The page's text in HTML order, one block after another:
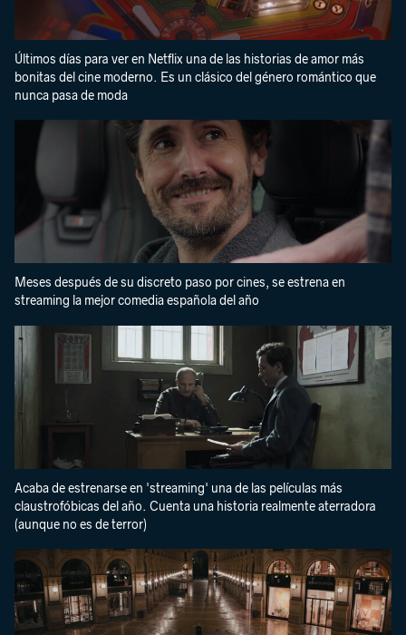
Últimos días para ver en Netflix una de las historias de amor más
bonitas del cine moderno. Es un clásico del género romántico que
nunca pasa de moda
Meses después de su discreto paso por cines, se estrena en
streaming la mejor comedia española del año
Acaba de estrenarse en 'streaming' una de las películas más
claustrofóbicas del año. Cuenta una historia realmente aterradora
(aunque no es de terror)